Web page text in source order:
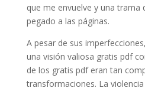
que me envuelve y una trama
pegado a las páginas.
A pesar de sus
una visión valiosa gratis pdf
de los gratis pdf eran tan
transformaciones. La